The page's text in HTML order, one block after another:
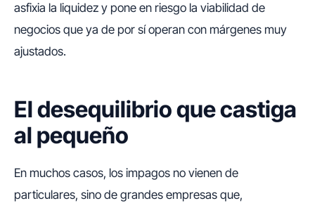
asfixia la liquidez y pone en riesgo la viabilidad de
negocios que ya de por sí operan con márgenes muy
ajustados.
El desequilibrio que castiga
al pequeño
En muchos casos, los impagos no vienen de
particulares, sino de grandes empresas que,